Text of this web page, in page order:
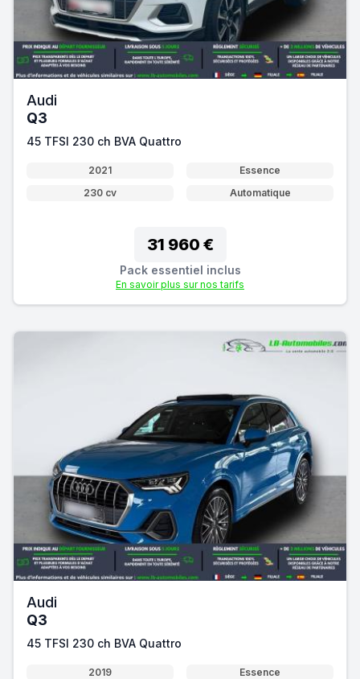
Audi
Q3
45 TFSI 230 ch BVA Quattro
2021
Essence
230 cv
Automatique
31 960 €
Pack essentiel inclus
En savoir plus sur nos tarifs
Audi
Q3
45 TFSI 230 ch BVA Quattro
2019
Essence